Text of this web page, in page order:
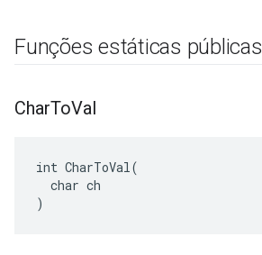
Funções estáticas públicas
CharToVal
int CharToVal(
  char ch
)